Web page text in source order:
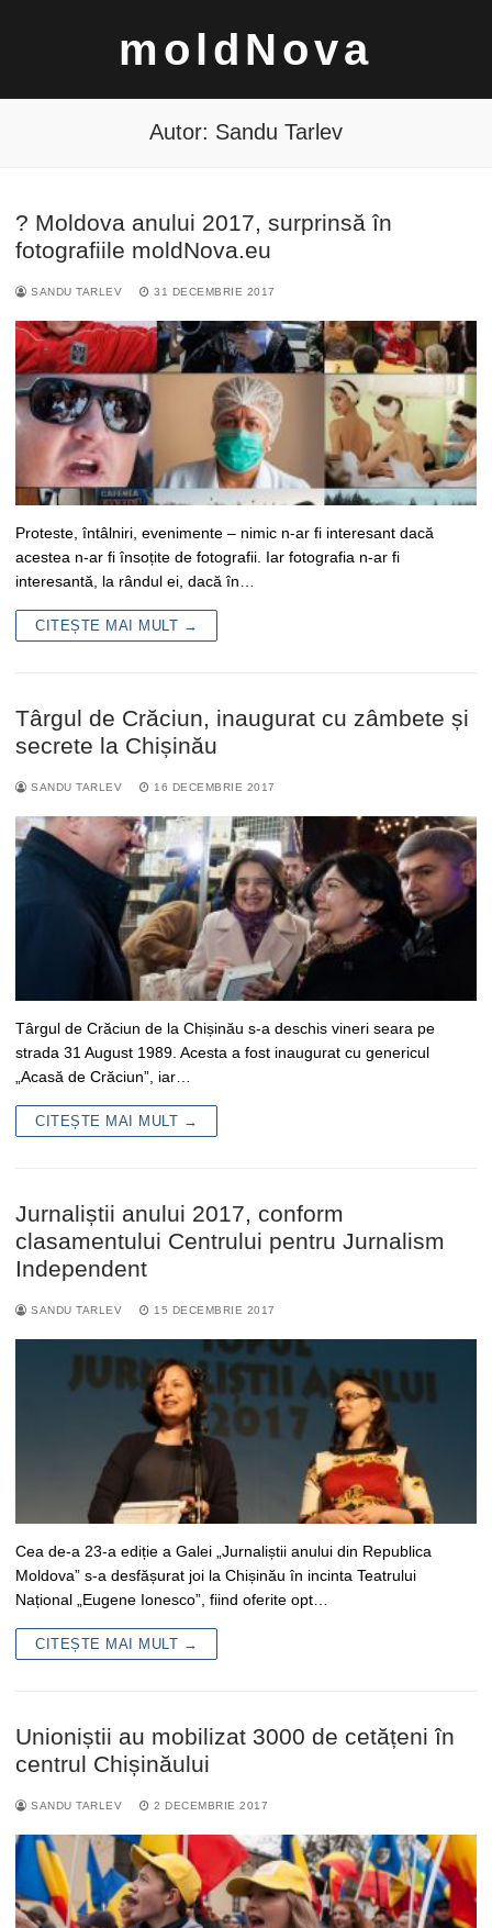
moldNova
Caută
după:
Autor: Sandu Tarlev
? Moldova anului 2017, surprinsă în
fotografiile moldNova.eu
SANDU TARLEV 31 DECEMBRIE 2017
Proteste, întâlniri, evenimente – nimic n-ar fi interesant dacă
acestea n-ar fi însoțite de fotografii. Iar fotografia n-ar fi
interesantă, la rândul ei, dacă în…
CITEȘTE MAI MULT →
Târgul de Crăciun, inaugurat cu zâmbete și
secrete la Chișinău
SANDU TARLEV 16 DECEMBRIE 2017
Târgul de Crăciun de la Chișinău s-a deschis vineri seara pe
strada 31 August 1989. Acesta a fost inaugurat cu genericul
„Acasă de Crăciun”, iar…
CITEȘTE MAI MULT →
Jurnaliștii anului 2017, conform
clasamentului Centrului pentru Jurnalism
Independent
SANDU TARLEV 15 DECEMBRIE 2017
Cea de-a 23-a ediție a Galei „Jurnaliștii anului din Republica
Moldova” s-a desfășurat joi la Chișinău în incinta Teatrului
Național „Eugene Ionesco”, fiind oferite opt…
CITEȘTE MAI MULT →
Unioniștii au mobilizat 3000 de cetățeni în
centrul Chișinăului
SANDU TARLEV 2 DECEMBRIE 2017